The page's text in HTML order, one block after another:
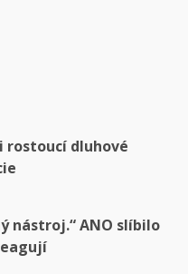
rostoucí dluhové
nástroj.“ ANO slíbilo